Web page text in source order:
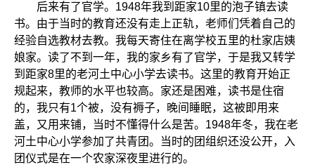
后来有了官学。1948年我到距家10里的泡子镇去读
书。由于当时的教育还没有走上正轨，老师们凭着自己的
经验自选教材去教。我每天寄住在离学校五里的杜家店姨
娘家。读了不到一年，我的家乡有了官学，于是我又转学
到距家8里的老河土中心小学去读书。这里的教育开始正
规起来，教师的水平也较高。家还是困难，读书是住宿
的，我只有1个被，没有褥子，晚间睡眠，这被即用来
盖，又用来铺，当时不懂得什么是苦。1948年冬，我在老
河土中心小学参加了共青团。当时的团组织还没公开，入
团仪式是在一个农家深夜里进行的。